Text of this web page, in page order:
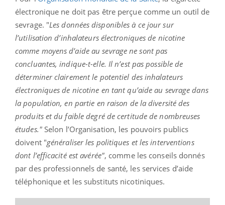
électronique ne doit pas être perçue comme un outil de
sevrage. "Les données disponibles à ce jour sur
l’utilisation d’inhalateurs électroniques de nicotine
comme moyens d’aide au sevrage ne sont pas
concluantes, indique-t-elle. Il n’est pas possible de
déterminer clairement le potentiel des inhalateurs
électroniques de nicotine en tant qu’aide au sevrage dans
la population, en partie en raison de la diversité des
produits et du faible degré de certitude de nombreuses
études."Selon l’Organisation, les pouvoirs publics
doivent "généraliser les politiques et les interventions
dont l’efficacité est avérée", comme les conseils donnés
par des professionnels de santé, les services d’aide
téléphonique et les substituts nicotiniques.